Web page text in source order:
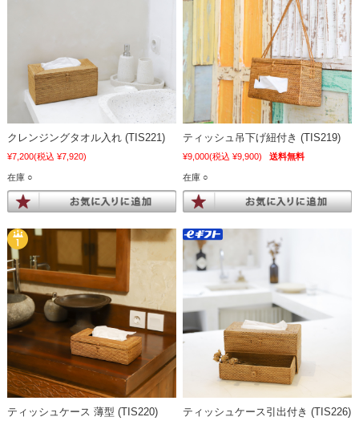
クレンジングタオル入れ (TIS221)
¥7,200(税込 ¥7,920)
在庫 ○
ティッシュ吊下げ紐付き (TIS219)
¥9,000(税込 ¥9,900) 送料無料
在庫 ○
ティッシュケース 薄型 (TIS220) ティッシュケース引出付き (TIS226)